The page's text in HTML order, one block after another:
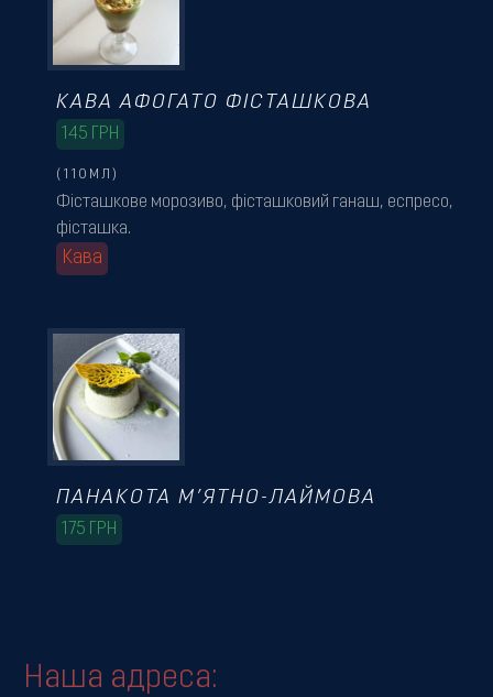
Кава
Фісташкове морозиво, фісташковий ганаш, еспресо,
фісташка.
(110МЛ)
КАВА АФОГАТО ФІСТАШКОВА
145 ГРН
ПАНАКОТА М’ЯТНО-ЛАЙМОВА
175 ГРН
Наша адреса: